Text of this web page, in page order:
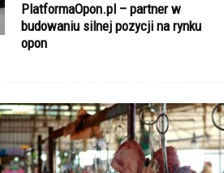
PlatformaOpon.pl – partner w
budowaniu silnej pozycji na rynku
opon